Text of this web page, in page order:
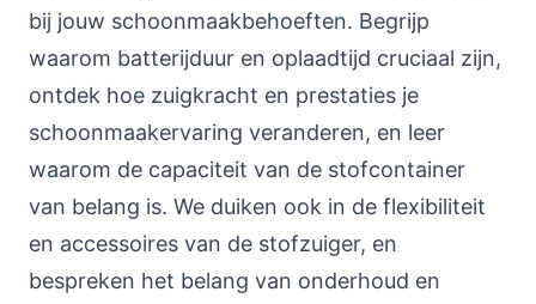
bij jouw schoonmaakbehoeften. Begrijp
waarom batterijduur en oplaadtijd cruciaal zijn,
ontdek hoe zuigkracht en prestaties je
schoonmaakervaring veranderen, en leer
waarom de capaciteit van de stofcontainer
van belang is. We duiken ook in de flexibiliteit
en accessoires van de stofzuiger, en
bespreken het belang van onderhoud en